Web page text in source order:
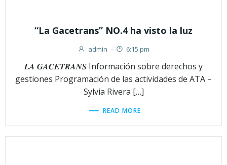
“La Gacetrans” NO.4 ha visto la luz
admin - 6:15 pm
𝑳𝑨 𝑮𝑨𝑪𝑬𝑻𝑹𝑨𝑵𝑺 Información sobre derechos y
gestiones Programación de las actividades de ATA –
Sylvia Rivera […]
READ MORE